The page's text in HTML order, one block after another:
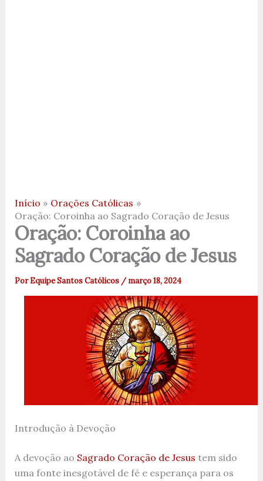
Início
Orações Católicas
Oração: Coroinha ao Sagrado Coração de Jesus
Oração: Coroinha ao
Sagrado Coração de Jesus
PorEquipe Santos Católicos / março 18, 2024
Introdução à Devoção
A devoção ao Sagrado Coração de Jesus tem sido
uma fonte inesgotável de fé e esperança para os